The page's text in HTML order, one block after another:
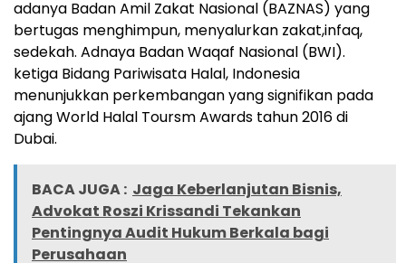
adanya Badan Amil Zakat Nasional (BAZNAS) yang
bertugas menghimpun, menyalurkan zakat,infaq,
sedekah. Adnaya Badan Waqaf Nasional (BWI).
ketiga Bidang Pariwisata Halal, Indonesia
menunjukkan perkembangan yang signifikan pada
ajang World Halal Toursm Awards tahun 2016 di
Dubai.
BACA JUGA : Jaga Keberlanjutan Bisnis,
Advokat Roszi Krissandi Tekankan
Pentingnya Audit Hukum Berkala bagi
Perusahaan